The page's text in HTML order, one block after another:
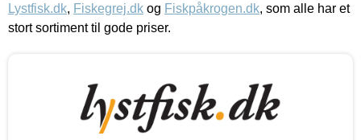
Lystfisk.dk, Fiskegrej.dk og Fiskpåkrogen.dk, som alle har et
stort sortiment til gode priser.